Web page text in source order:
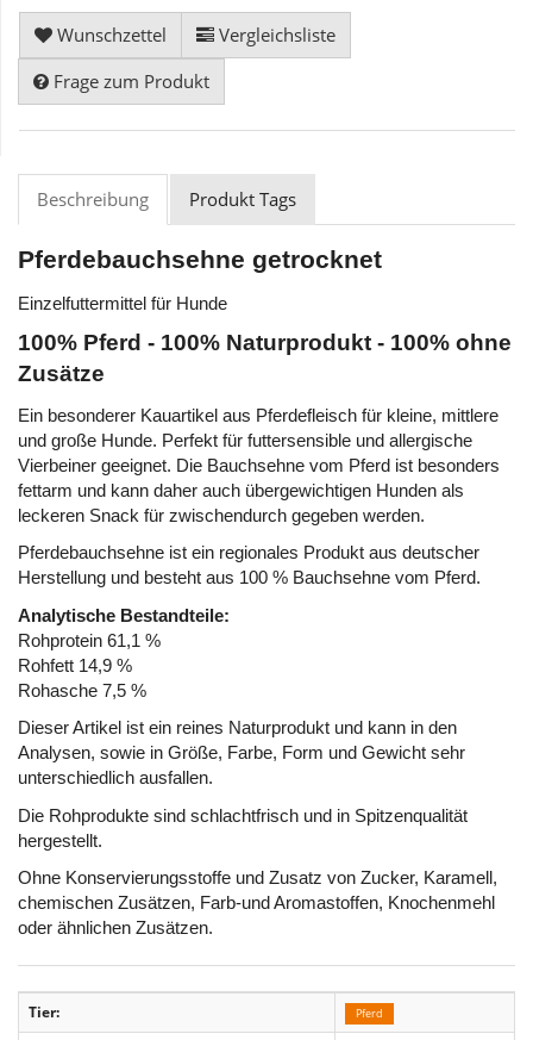
Wunschzettel
Vergleichsliste
Frage zum Produkt
Beschreibung Produkt Tags
Pferdebauchsehne getrocknet
Einzelfuttermittel für Hunde
100% Pferd - 100% Naturprodukt - 100% ohne
Zusätze
Ein besonderer Kauartikel aus Pferdefleisch für kleine, mittlere
und große Hunde. Perfekt für futtersensible und allergische
Vierbeiner geeignet. Die Bauchsehne vom Pferd ist besonders
fettarm und kann daher auch übergewichtigen Hunden als
leckeren Snack für zwischendurch gegeben werden.
Pferdebauchsehne ist ein regionales Produkt aus deutscher
Herstellung und besteht aus 100 % Bauchsehne vom Pferd.
Analytische Bestandteile:
Rohprotein 61,1 %
Rohfett 14,9 %
Rohasche 7,5 %
Dieser Artikel ist ein reines Naturprodukt und kann in den
Analysen, sowie in Größe, Farbe, Form und Gewicht sehr
unterschiedlich ausfallen.
Die Rohprodukte sind schlachtfrisch und in Spitzenqualität
hergestellt.
Ohne Konservierungsstoffe und Zusatz von Zucker, Karamell,
chemischen Zusätzen, Farb-und Aromastoffen, Knochenmehl
oder ähnlichen Zusätzen.
Tier: Pferd